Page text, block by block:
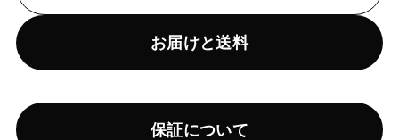
お届けと送料
保証について